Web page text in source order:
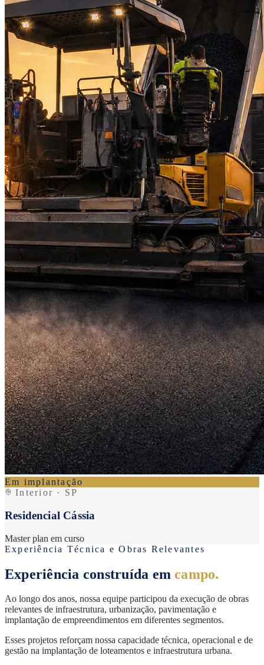
Em implantação
Interior · SP
Residencial Cássia
Master plan em curso
Experiência Técnica e Obras Relevantes
Experiência construída emcampo.
Ao longo dos anos, nossa equipe participou da execução de obras
relevantes de infraestrutura, urbanização, pavimentação e
implantação de empreendimentos em diferentes segmentos.
Esses projetos reforçam nossa capacidade técnica, operacional e de
gestão na implantação de loteamentos e infraestrutura urbana.